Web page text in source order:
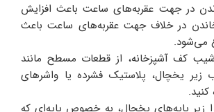
در جهت عقربه‌های ساعت باعث افزایش
در خلاف جهت عقربه‌های ساعت باعث
می‌شود.
کف آشپزخانه، از قطعات مسطح مانند
یخچال، پلاستیک فشرده یا واشرهای
کنید.